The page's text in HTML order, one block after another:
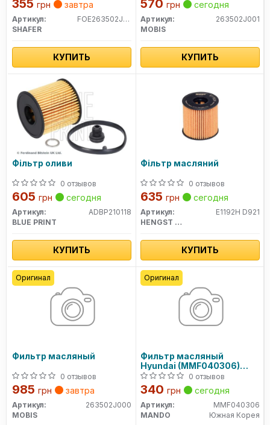
355 грн завтра
Артикул:
FOE263502J000
SHAFER
КУПИТЬ
570 грн сегодня
Артикул:
263502J001
MOBIS
КУПИТЬ
Фільтр оливи
0 отзывов
605 грн сегодня
Артикул:
ADBP210118
BLUE PRINT
КУПИТЬ
Фільтр масляний
0 отзывов
635 грн сегодня
Артикул:
E1192H D921
HENGST FILTER
КУПИТЬ
Фильтр масляный
0 отзывов
985 грн завтра
Артикул:
263502J000
MOBIS
Оригинал
Фильтр масляный
Hyundai (MMF040306)
MANDO
0 отзывов
340 грн сегодня
Артикул:
MMF040306
MANDO
Южная Корея
Оригинал